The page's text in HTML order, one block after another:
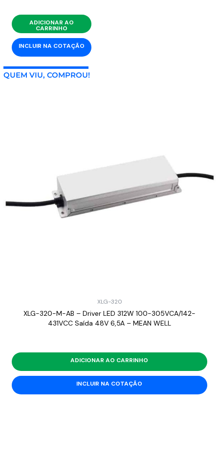
ADICIONAR AO
CARRINHO
INCLUIR NA COTAÇÃO
QUEM VIU, COMPROU!
XLG-320
XLG-320-M-AB – Driver LED 312W 100-305VCA/142-
431VCC Saída 48V 6,5A – MEAN WELL
ADICIONAR AO CARRINHO
INCLUIR NA COTAÇÃO